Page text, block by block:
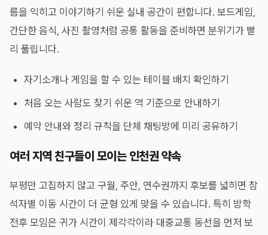
름을 익히고 이야기하기 쉬운 실내 공간이 편합니다. 보드게임,
간단한 음식, 사진 촬영처럼 공통 활동을 준비하면 분위기가 빨
리 풀립니다.
자기소개나 게임을 할 수 있는 테이블 배치 확인하기
처음 오는 사람도 찾기 쉬운 역 기준으로 안내하기
예약 안내와 정리 규칙을 단체 채팅방에 미리 공유하기
여러 지역 친구들이 모이는 인천권 약속
부평만 고집하지 않고 구월, 주안, 연수권까지 후보를 넓히면 참
석자별 이동 시간이 더 균형 있게 맞을 수 있습니다. 특히 방학
전후 모임은 귀가 시간이 제각각이라 대중교통 동선을 먼저 보